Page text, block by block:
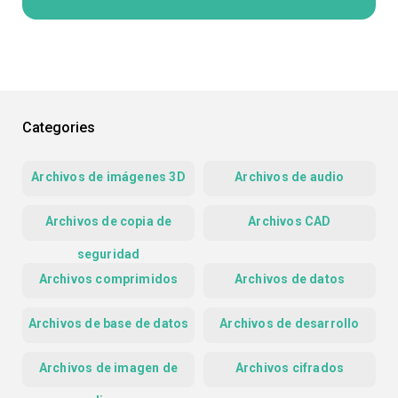
Categories
Archivos de imágenes 3D Archivos de audio
Archivos de copia de
seguridad
Archivos CAD
Archivos comprimidos Archivos de datos
Archivos de base de datos Archivos de desarrollo
Archivos de imagen de Archivos cifrados